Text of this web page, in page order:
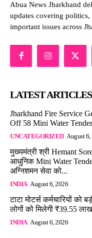
Abua News Jharkhand
updates covering
important issues across
LATEST ARTICLES
Jharkhand Fire Service
Off 58 Mini Water
UNCATEGORIZED August 6,
मुख्यमंत्री श्री Hemant
आधुनिक Mini Water
अग्निशमन सेवा को...
INDIA August 6, 2026
टाटा मोटर्स कर्मचारियों
लोगों को मिलेगी ₹39.55
INDIA August 6, 2026